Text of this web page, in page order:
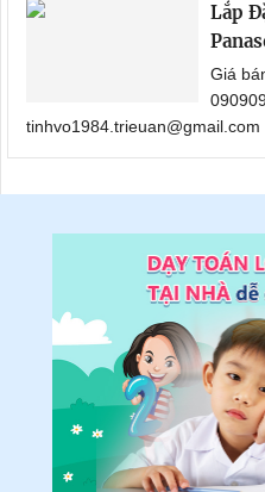
Lắp
Giá
tinhvo1984.trieuan@gmail.com